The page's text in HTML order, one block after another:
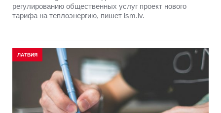
регулированию общественных услуг проект нового
тарифа на теплоэнергию, пишет lsm.lv.
ЛАТВИЯ